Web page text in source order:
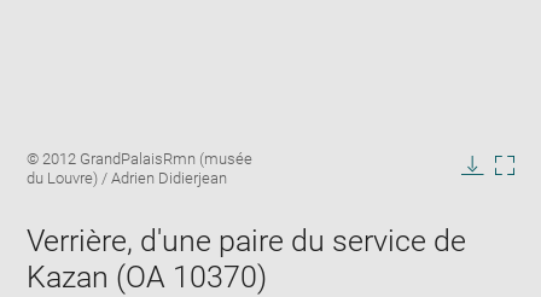
window
Image
caption:
© 2012 GrandPalaisRmn (musée
du Louvre) / Adrien Didierjean
Verrière, d'une paire du service de
Kazan (OA 10370)